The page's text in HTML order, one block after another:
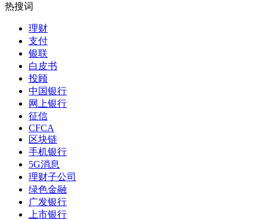
热搜词
理财
支付
银联
白皮书
投顾
中国银行
网上银行
征信
CFCA
区块链
手机银行
5G消息
理财子公司
绿色金融
广发银行
上市银行